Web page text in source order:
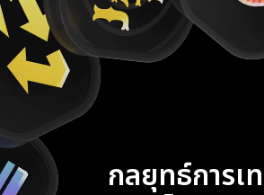
กลยุทธ์การเ